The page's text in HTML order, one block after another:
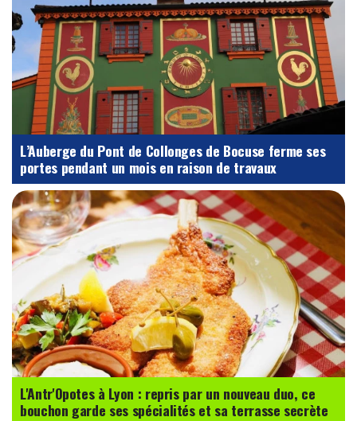
L’Auberge du Pont de Collonges de Bocuse ferme ses
portes pendant un mois en raison de travaux
L'Antr'Opotes à Lyon : repris par un nouveau duo, ce
bouchon garde ses spécialités et sa terrasse secrète